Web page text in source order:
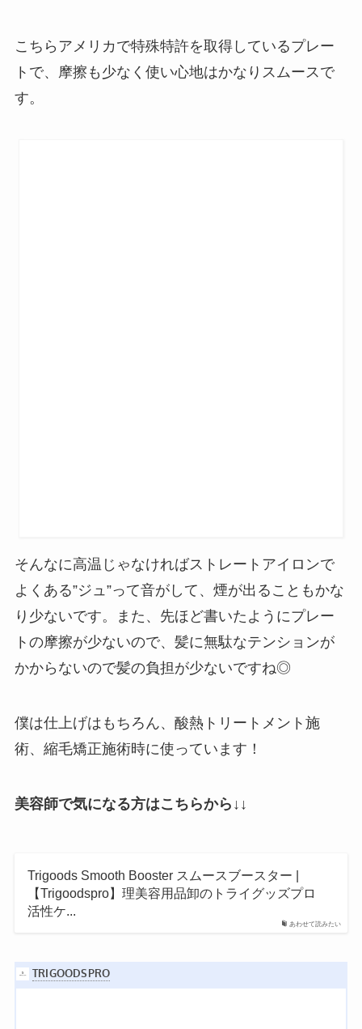
こちらアメリカで特殊特許を取得しているプレー
トで、摩擦も少なく使い心地はかなりスムースで
す。
そんなに高温じゃなければストレートアイロンで
よくある”ジュ”って音がして、煙が出ることもかな
り少ないです。また、先ほど書いたようにプレー
トの摩擦が少ないので、髪に無駄なテンションが
かからないので髪の負担が少ないですね◎
僕は仕上げはもちろん、酸熱トリートメント施
術、縮毛矯正施術時に使っています！
美容師で気になる方はこちらから↓↓
あわせて読みたい
Trigoods Smooth Booster スムースブースター |
【Trigoodspro】理美容用品卸のトライグッズプロ
活性ケ...